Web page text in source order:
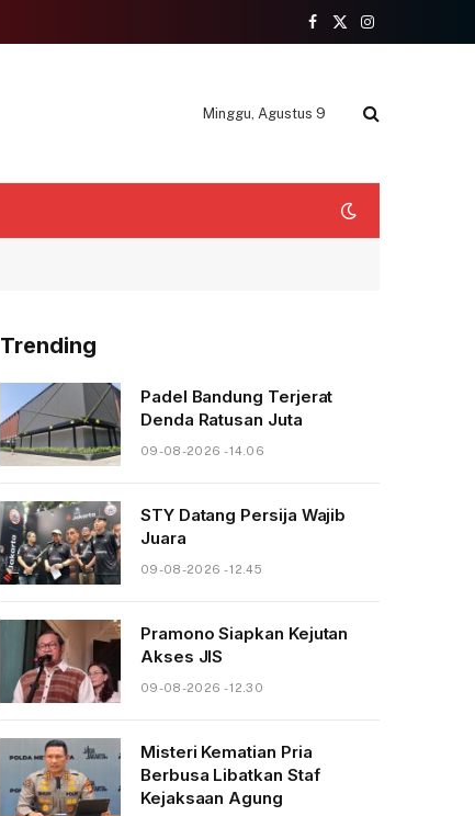
Facebook
X
Instagram
Minggu, Agustus 9
Trending
Padel Bandung Terjerat
Denda Ratusan Juta
09-08-2026 - 14.06
STY Datang Persija Wajib
Juara
09-08-2026 - 12.45
Pramono Siapkan Kejutan
Akses JIS
09-08-2026 - 12.30
Misteri Kematian Pria
Berbusa Libatkan Staf
Kejaksaan Agung